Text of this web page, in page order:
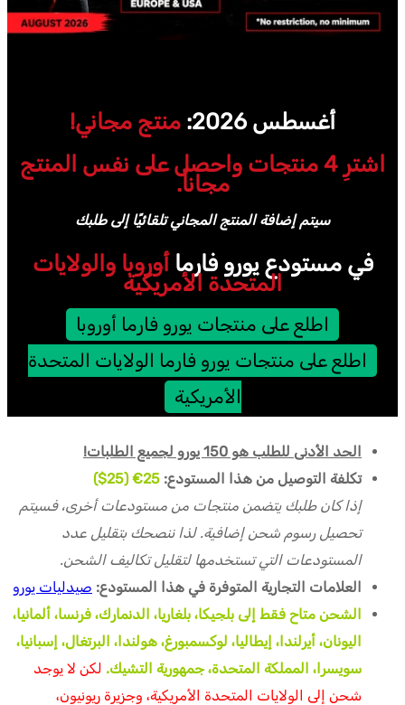
أغسطس 2026:
منتج مجاني!
اشترِ 4 منتجات واحصل على نفس المنتج
مجاناً.
سيتم إضافة المنتج المجاني تلقائيًا إلى طلبك
في مستودع يورو فارماأوروبا والولايات
المتحدة الأمريكية
اطلع على منتجات يورو فارما أوروبا
اطلع على منتجات يورو فارما الولايات المتحدة
الأمريكية
الحد الأدنى للطلب هو 150 يورو لجميع الطلبات!
تكلفة التوصيل من هذا المستودع: 25€ (25$)
إذا كان طلبك يتضمن منتجات من مستودعات أخرى، فسيتم
تحصيل رسوم شحن إضافية. لذا ننصحك بتقليل عدد
المستودعات التي تستخدمها لتقليل تكاليف الشحن.
العلامات التجارية المتوفرة في هذا المستودع: صيدليات يورو
الشحن متاح فقط إلى بلجيكا، بلغاريا، الدنمارك، فرنسا، ألمانيا،
اليونان، أيرلندا، إيطاليا، لوكسمبورغ، هولندا، البرتغال، إسبانيا،
سويسرا، المملكة المتحدة، جمهورية التشيك. لكن لا يوجد
شحن إلى الولايات المتحدة الأمريكية، وجزيرة ريونيون،